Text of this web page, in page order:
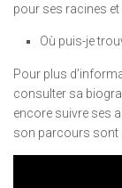
pour ses racines
Où puis-je
Pour plus
consulter sa
encore suivre ses
son parcours sont